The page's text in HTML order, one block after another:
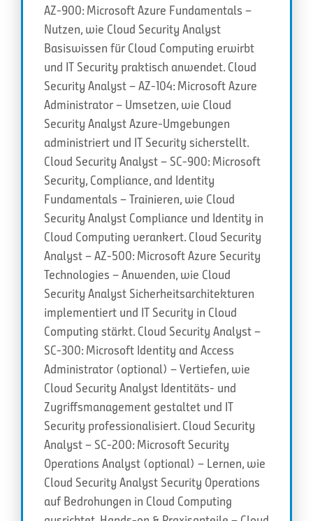
AZ-900: Microsoft Azure Fundamentals –
Nutzen, wie Cloud Security Analyst
Basiswissen für Cloud Computing erwirbt
und IT Security praktisch anwendet. Cloud
Security Analyst – AZ-104: Microsoft Azure
Administrator – Umsetzen, wie Cloud
Security Analyst Azure-Umgebungen
administriert und IT Security sicherstellt.
Cloud Security Analyst – SC-900: Microsoft
Security, Compliance, and Identity
Fundamentals – Trainieren, wie Cloud
Security Analyst Compliance und Identity in
Cloud Computing verankert. Cloud Security
Analyst – AZ-500: Microsoft Azure Security
Technologies – Anwenden, wie Cloud
Security Analyst Sicherheitsarchitekturen
implementiert und IT Security in Cloud
Computing stärkt. Cloud Security Analyst –
SC-300: Microsoft Identity and Access
Administrator (optional) – Vertiefen, wie
Cloud Security Analyst Identitäts- und
Zugriffsmanagement gestaltet und IT
Security professionalisiert. Cloud Security
Analyst – SC-200: Microsoft Security
Operations Analyst (optional) – Lernen, wie
Cloud Security Analyst Security Operations
auf Bedrohungen in Cloud Computing